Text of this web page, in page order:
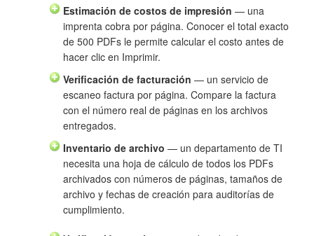
Estimación de costos de impresión — una
imprenta cobra por página. Conocer el total exacto
de 500 PDFs le permite calcular el costo antes de
hacer clic en Imprimir.
Verificación de facturación — un servicio de
escaneo factura por página. Compare la factura
con el número real de páginas en los archivos
entregados.
Inventario de archivo — un departamento de TI
necesita una hoja de cálculo de todos los PDFs
archivados con números de páginas, tamaños de
archivo y fechas de creación para auditorías de
cumplimiento.